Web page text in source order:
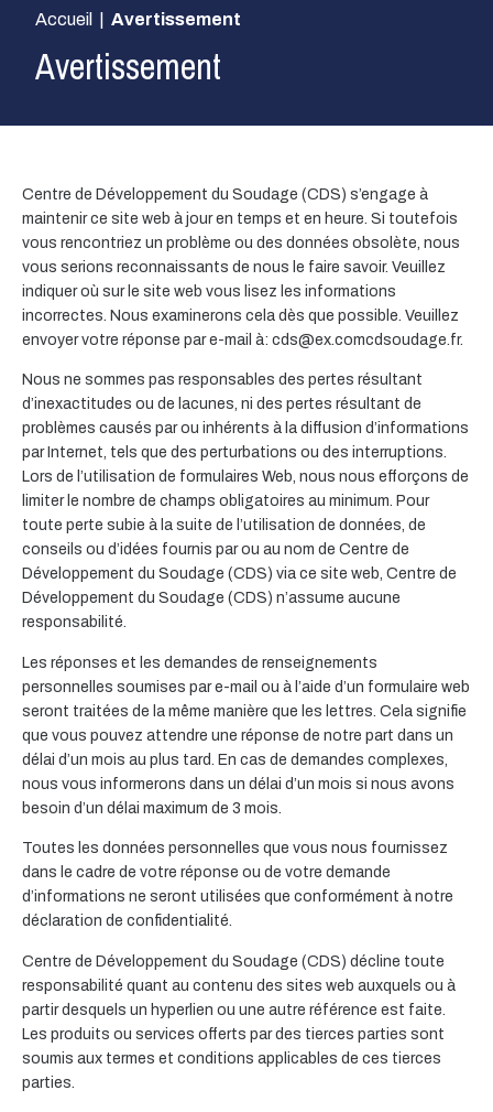
Accueil Avertissement
Avertissement
Centre de Développement du Soudage (CDS) s’engage à
maintenir ce site web à jour en temps et en heure. Si toutefois
vous rencontriez un problème ou des données obsolète, nous
vous serions reconnaissants de nous le faire savoir. Veuillez
indiquer où sur le site web vous lisez les informations
incorrectes. Nous examinerons cela dès que possible. Veuillez
envoyer votre réponse par e-mail à: cds@ex.comcdsoudage.fr.
Nous ne sommes pas responsables des pertes résultant
d’inexactitudes ou de lacunes, ni des pertes résultant de
problèmes causés par ou inhérents à la diffusion d’informations
par Internet, tels que des perturbations ou des interruptions.
Lors de l’utilisation de formulaires Web, nous nous efforçons de
limiter le nombre de champs obligatoires au minimum. Pour
toute perte subie à la suite de l’utilisation de données, de
conseils ou d’idées fournis par ou au nom de Centre de
Développement du Soudage (CDS) via ce site web, Centre de
Développement du Soudage (CDS) n’assume aucune
responsabilité.
Les réponses et les demandes de renseignements
personnelles soumises par e-mail ou à l’aide d’un formulaire web
seront traitées de la même manière que les lettres. Cela signifie
que vous pouvez attendre une réponse de notre part dans un
délai d’un mois au plus tard. En cas de demandes complexes,
nous vous informerons dans un délai d’un mois si nous avons
besoin d’un délai maximum de 3 mois.
Toutes les données personnelles que vous nous fournissez
dans le cadre de votre réponse ou de votre demande
d’informations ne seront utilisées que conformément à notre
déclaration de confidentialité.
Centre de Développement du Soudage (CDS) décline toute
responsabilité quant au contenu des sites web auxquels ou à
partir desquels un hyperlien ou une autre référence est faite.
Les produits ou services offerts par des tierces parties sont
soumis aux termes et conditions applicables de ces tierces
parties.